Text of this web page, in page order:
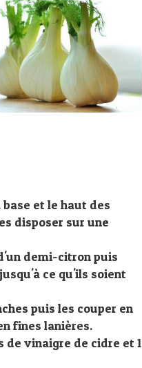
et le haut des
disposer sur une
demi-citron puis
ce qu'ils soient
puis les couper en
fines lanières.
de vinaigre de cidre et 1